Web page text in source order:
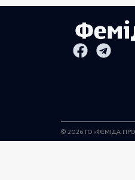
© 2026 ГО «ФЕМІДА ПРО».